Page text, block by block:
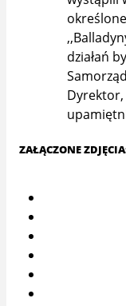
działań
ZAŁĄCZONE